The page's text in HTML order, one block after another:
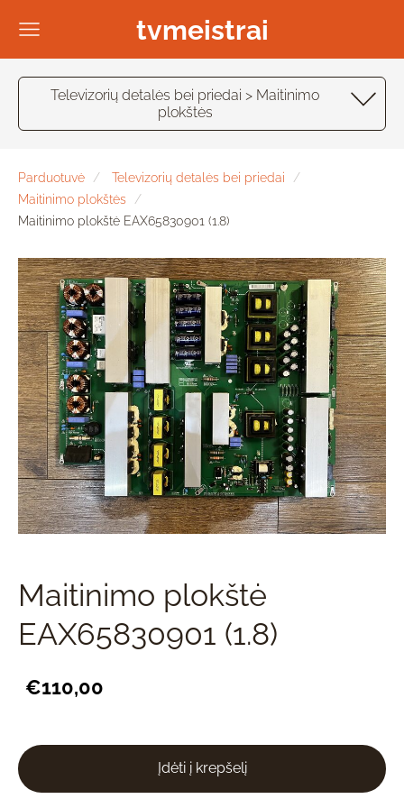
tvmeistrai
Televizorių detalės bei priedai > Maitinimo
plokštės
Parduotuvė
Televizorių detalės bei priedai
Maitinimo plokštės
Maitinimo plokštė EAX65830901 (1.8)
Maitinimo plokštė
EAX65830901 (1.8)
€110,00
Įdėti į krepšelį